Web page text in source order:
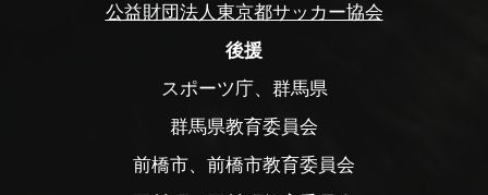
公益財団法人東京都サッカー協会
後援
スポーツ庁、群馬県
群馬県教育委員会
前橋市、前橋市教育委員会